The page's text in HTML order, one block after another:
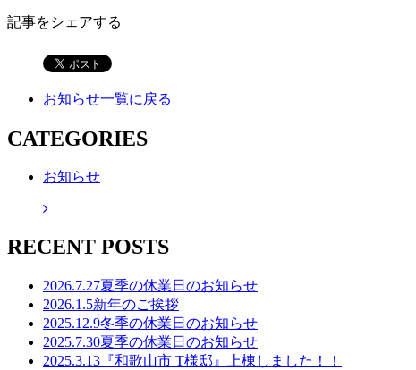
記事をシェアする
お知らせ一覧に戻る
CATEGORIES
お知らせ
RECENT POSTS
2026.7.27夏季の休業日のお知らせ
2026.1.5新年のご挨拶
2025.12.9冬季の休業日のお知らせ
2025.7.30夏季の休業日のお知らせ
2025.3.13 『和歌山市 T様邸』上棟しました！！